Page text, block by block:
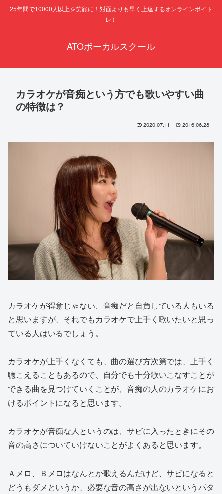
25年間で10000人以上を笑顔に！対面よりも早く上達するオンラインボイト
レ！
ATOボーカルスクール
カラオケが音痴という方でも歌いやすい曲
の特徴は？
2020.07.11 2016.06.28
カラオケが得意じゃない、音痴だと自負している人もいる
と思いますが、それでもカラオケで上手く歌いたいと思っ
ている人はいるでしょう。
カラオケが上手くなくても、曲の選び方次第では、上手く
聴こえることもあるので、自分でも十分歌いこなすことが
できる曲を見つけていくことが、音痴の人のカラオケにお
けるポイントになると思います。
カラオケが音痴な人というのは、サビに入ったときにその
音の高さについていけないことがよくあると思います。
Ａメロ、Ｂメロはなんとか歌えるんだけど、サビになると
どうもダメというか、必要な音の高さが出ないというパタ